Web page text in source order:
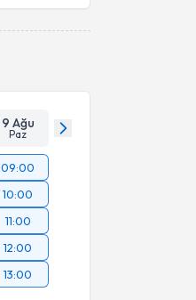
9 Ağu
Paz
09:00
10:00
11:00
12:00
13:00